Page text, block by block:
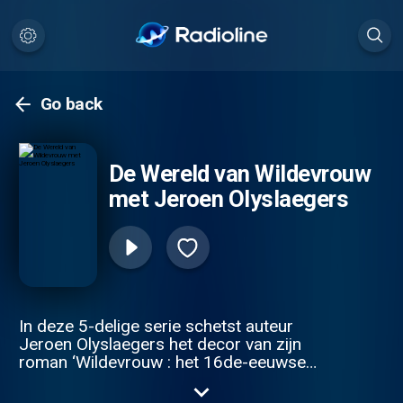
Go back
De Wereld van Wildevrouw
met Jeroen Olyslaegers
In deze 5-delige serie schetst auteur
Jeroen Olyslaegers het decor van zijn
roman ‘Wildevrouw : het 16de-eeuwse
haar ‘Gouden Eeuw’ beleeft. In korte tijd is